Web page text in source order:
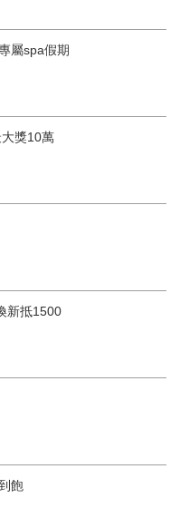
屬spa假期
獎10萬
新抵1500
飽